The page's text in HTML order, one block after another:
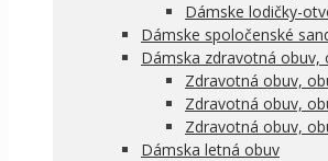
Dámske lodičky-
Dámske spoločenské
Dámska zdravotná obuv,
Zdravotná obuv,
Zdravotná obuv,
Zdravotná obuv,
Dámska letná obuv